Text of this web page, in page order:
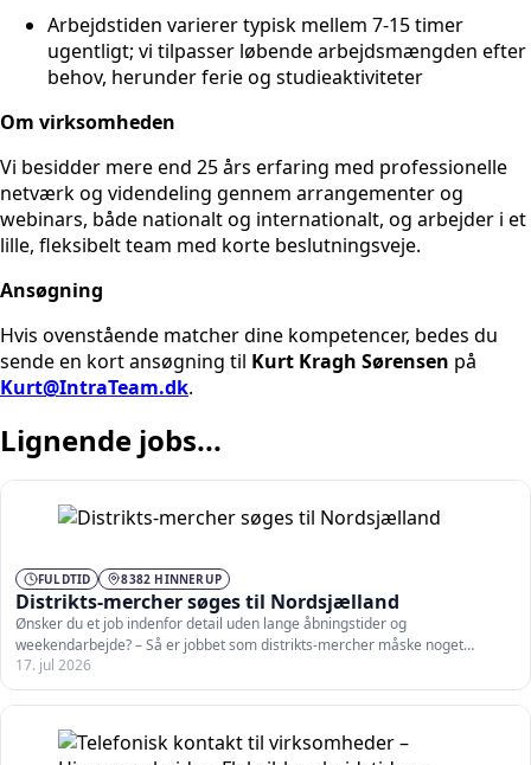
Arbejdstiden varierer typisk mellem 7-15 timer
ugentligt; vi tilpasser løbende arbejdsmængden efter
behov, herunder ferie og studieaktiviteter
Om virksomheden
Vi besidder mere end 25 års erfaring med professionelle
netværk og videndeling gennem arrangementer og
webinars, både nationalt og internationalt, og arbejder i et
lille, fleksibelt team med korte beslutningsveje.
Ansøgning
Hvis ovenstående matcher dine kompetencer, bedes du
sende en kort ansøgning til Kurt Kragh Sørensen på
Kurt@IntraTeam.dk.
Lignende jobs...
FULDTID 8382 HINNERUP
Distrikts-mercher søges til Nordsjælland
Ønsker du et job indenfor detail uden lange åbningstider og
weekendarbejde? – Så er jobbet som distrikts-mercher måske noget…
17. jul 2026